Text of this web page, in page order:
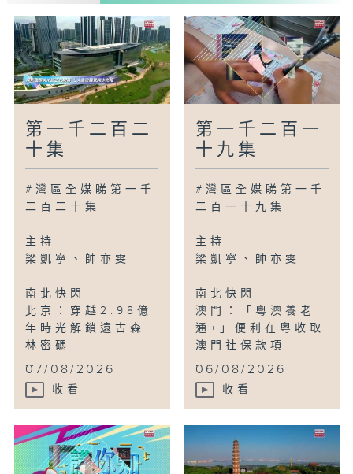
撰稿
葉倩盈、劉文慧
編導
李文丞、梁馨晴、程健明、簡潔、陳智恆、
閻浩生、劉瑋盈、潘子穎
監製
周啟棠、黃楚恆
南北快閃
重慶：巫雲開高速公路全線通車
甘肅蘭州：大型多媒體合唱劇《聶耳的歌》
開演
廣為人知
廣州：內地首批「澳政易」自助服務機在穗
啟用
廣州：亞運城體育中心煥新
廣州：有軌電車再度開往廣州塔
灣區新里程
香港：粵劇的當代新生
陝西安康：平利弦子腔古戲煥新生
第一千二百二
十集
#灣區全媒睇第一千
二百二十集
主持
梁凱寧、帥亦雯
南北快閃
北京：穿越2.98億
年時光解鎖遠古森
林密碼
...
07/08/2026
收看
第一千二百一
十九集
#灣區全媒睇第一千
二百一十九集
主持
梁凱寧、帥亦雯
南北快閃
澳門：「粵澳養老
通+」便利在粵收取
澳門社保款項
...
06/08/2026
收看